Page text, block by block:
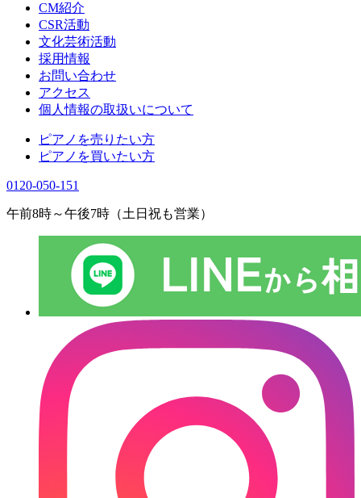
CM紹介
CSR活動
文化芸術活動
採用情報
お問い合わせ
アクセス
個人情報の取扱いについて
ピアノを売りたい方
ピアノを買いたい方
0120-050-151
午前8時～午後7時（土日祝も営業）